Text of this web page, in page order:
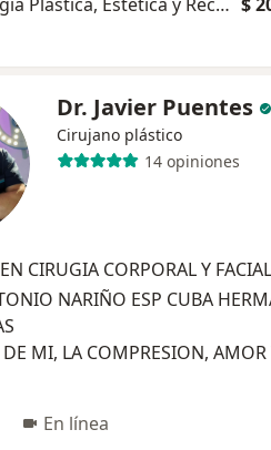
Dr. Javier Puentes
Cirujano plástico
14 opiniones
CIRUGIA CORPORAL Y FACIAL
NARIÑO ESP CUBA
MI, LA COMPRESION, AMOR
En línea